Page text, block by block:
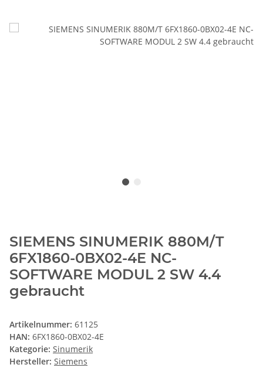
SIEMENS SINUMERIK 880M/T
6FX1860-0BX02-4E NC-
SOFTWARE MODUL 2 SW 4.4
gebraucht
Artikelnummer: 61125
HAN: 6FX1860-0BX02-4E
Kategorie: Sinumerik
Hersteller: Siemens